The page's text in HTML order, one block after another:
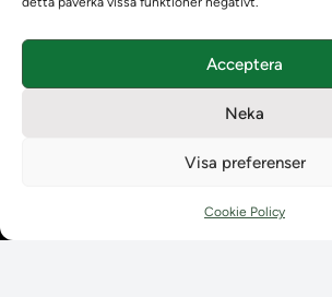
Acceptera
Neka
Visa preferenser
Cookie Policy
Kontaktuppgifter för studenters Ladoksupport